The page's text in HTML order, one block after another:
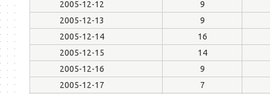
2005-12-12
9
2005-12-13
9
2005-12-14
16
2005-12-15
14
2005-12-16
9
2005-12-17
7